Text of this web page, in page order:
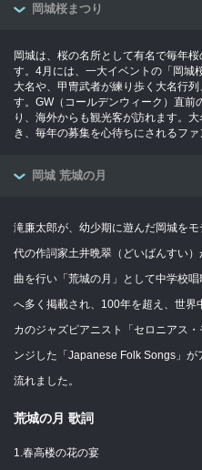
岡城桜まつり
岡城は、桜の名所として有名で毎年
す。4月には、一大イベントの「岡城
大名や、甲冑武者が練り歩く大名行
す。GW（コールデンウィーク）直前
り、海外からも観光客が訪れます。
き、毎年の募集を心待ちにされるファ
岡城 荒城の月
滝廉太郎が、幼少期に遊んだ岡城を
代の作詞家土井晩翠（どいばんすい
曲を行い「荒城の月」として中学校
へ多く掲載され、100年を超え、世界
カのジャズピアニスト「セロニアス
ンジした「Japanese Folk Songs」
流れました。
荒城の月 歌詞
1.春高楼の花の宴